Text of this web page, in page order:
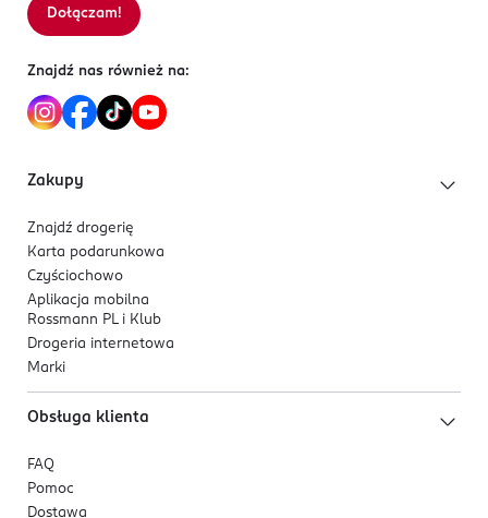
Sortowanie wg
Dołączam!
Znajdź nas również na:
Zakupy
Znajdź drogerię
Karta podarunkowa
Czyściochowo
Aplikacja mobilna
Rossmann PL i Klub
Drogeria internetowa
Marki
Obsługa klienta
FAQ
Pomoc
Dostawa